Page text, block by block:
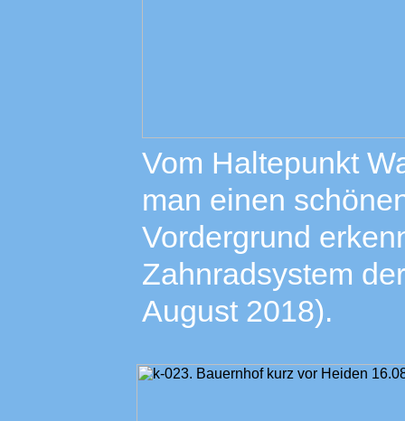
Vom Haltepunkt
man einen
Vordergrund
Zahnradsystem
August 2018).